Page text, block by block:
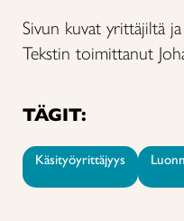
Sivun kuvat yrittäjiltä
Tekstin toimittanut
TÄGIT:
Käsityöyrittäjyys